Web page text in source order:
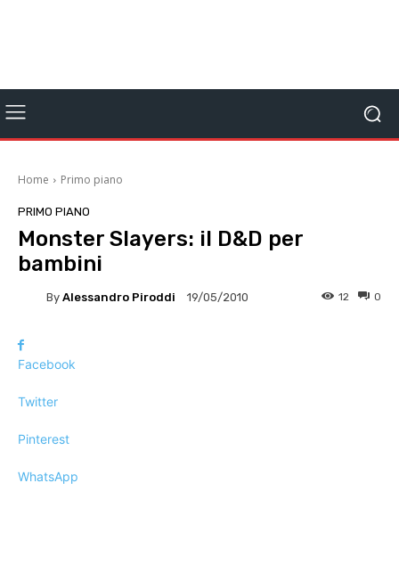
Home Primo piano
PRIMO PIANO
Monster Slayers: il D&D per
bambini
By Alessandro Piroddi 19/05/2010 0
12
Facebook
Twitter
Pinterest
WhatsApp